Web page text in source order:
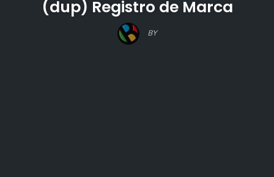
(dup) Registro de Marca
BY